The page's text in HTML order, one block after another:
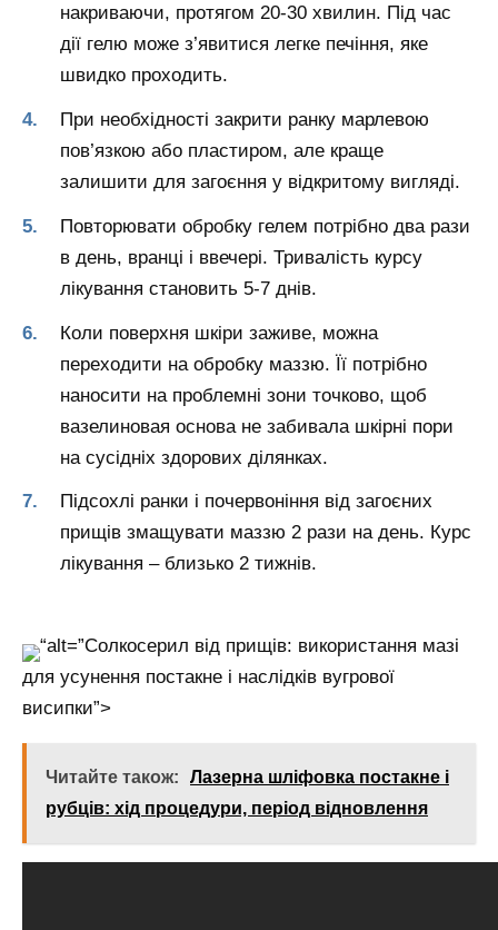
накриваючи, протягом 20-30 хвилин. Під час
дії гелю може з’явитися легке печіння, яке
швидко проходить.
При необхідності закрити ранку марлевою
пов’язкою або пластиром, але краще
залишити для загоєння у відкритому вигляді.
Повторювати обробку гелем потрібно два рази
в день, вранці і ввечері. Тривалість курсу
лікування становить 5-7 днів.
Коли поверхня шкіри заживе, можна
переходити на обробку маззю. Її потрібно
наносити на проблемні зони точково, щоб
вазелиновая основа не забивала шкірні пори
на сусідніх здорових ділянках.
Підсохлі ранки і почервоніння від загоєних
прищів змащувати маззю 2 рази на день. Курс
лікування – близько 2 тижнів.
“alt=”Солкосерил від прищів: використання мазі
для усунення постакне і наслідків вугрової
висипки”>
Читайте також:
Лазерна шліфовка постакне і
рубців: хід процедури, період відновлення